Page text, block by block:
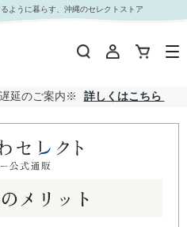
ように暮らす、沖縄のセレクトストア
延のご案内※ 詳しくはこちら